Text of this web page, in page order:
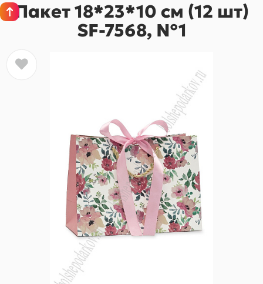
Пакет 18*23*10 см (12 шт)
SF-7568, №1